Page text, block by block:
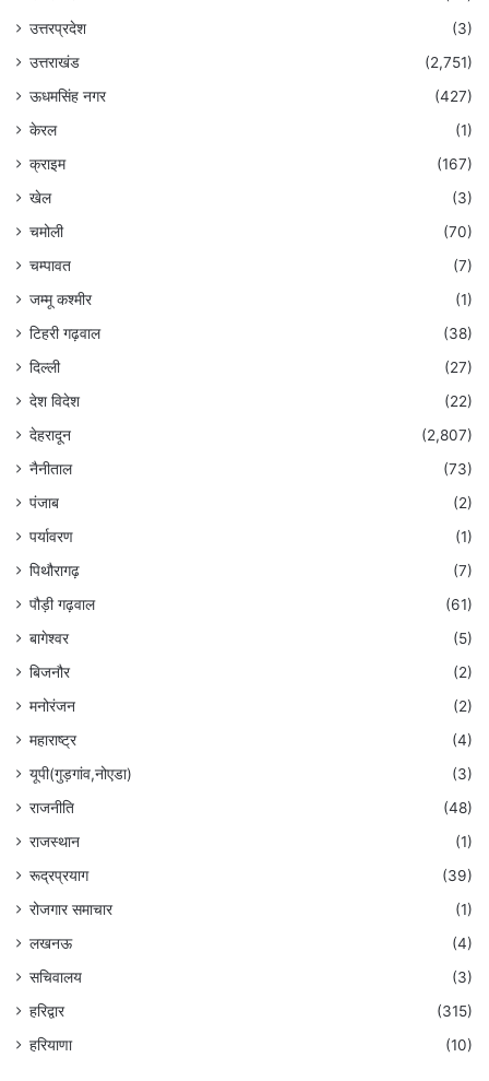
उत्तरप्रदेश
(3)
उत्तराखंड
(2,751)
ऊधमसिंह नगर
(427)
केरल
(1)
क्राइम
(167)
खेल
(3)
चमोली
(70)
चम्पावत
(7)
जम्मू कश्मीर
(1)
टिहरी गढ़वाल
(38)
दिल्ली
(27)
देश विदेश
(22)
देहरादून
(2,807)
नैनीताल
(73)
पंजाब
(2)
पर्यावरण
(1)
पिथौरागढ़
(7)
पौड़ी गढ़वाल
(61)
बागेश्वर
(5)
बिजनौर
(2)
मनोरंजन
(2)
महाराष्ट्र
(4)
यूपी(गुड़गांव,नोएडा)
(3)
राजनीति
(48)
राजस्थान
(1)
रूद्रप्रयाग
(39)
रोजगार समाचार
(1)
लखनऊ
(4)
सचिवालय
(3)
हरिद्वार
(315)
हरियाणा
(10)